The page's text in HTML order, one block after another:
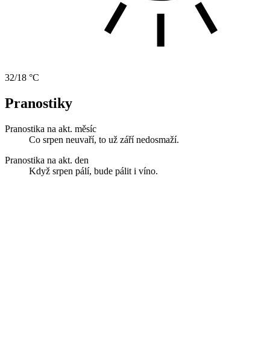
32/18 °C
Pranostiky
Pranostika na akt. měsíc
Co srpen neuvaří, to už září nedosmaží.
Pranostika na akt. den
Když srpen pálí, bude pálit i víno.